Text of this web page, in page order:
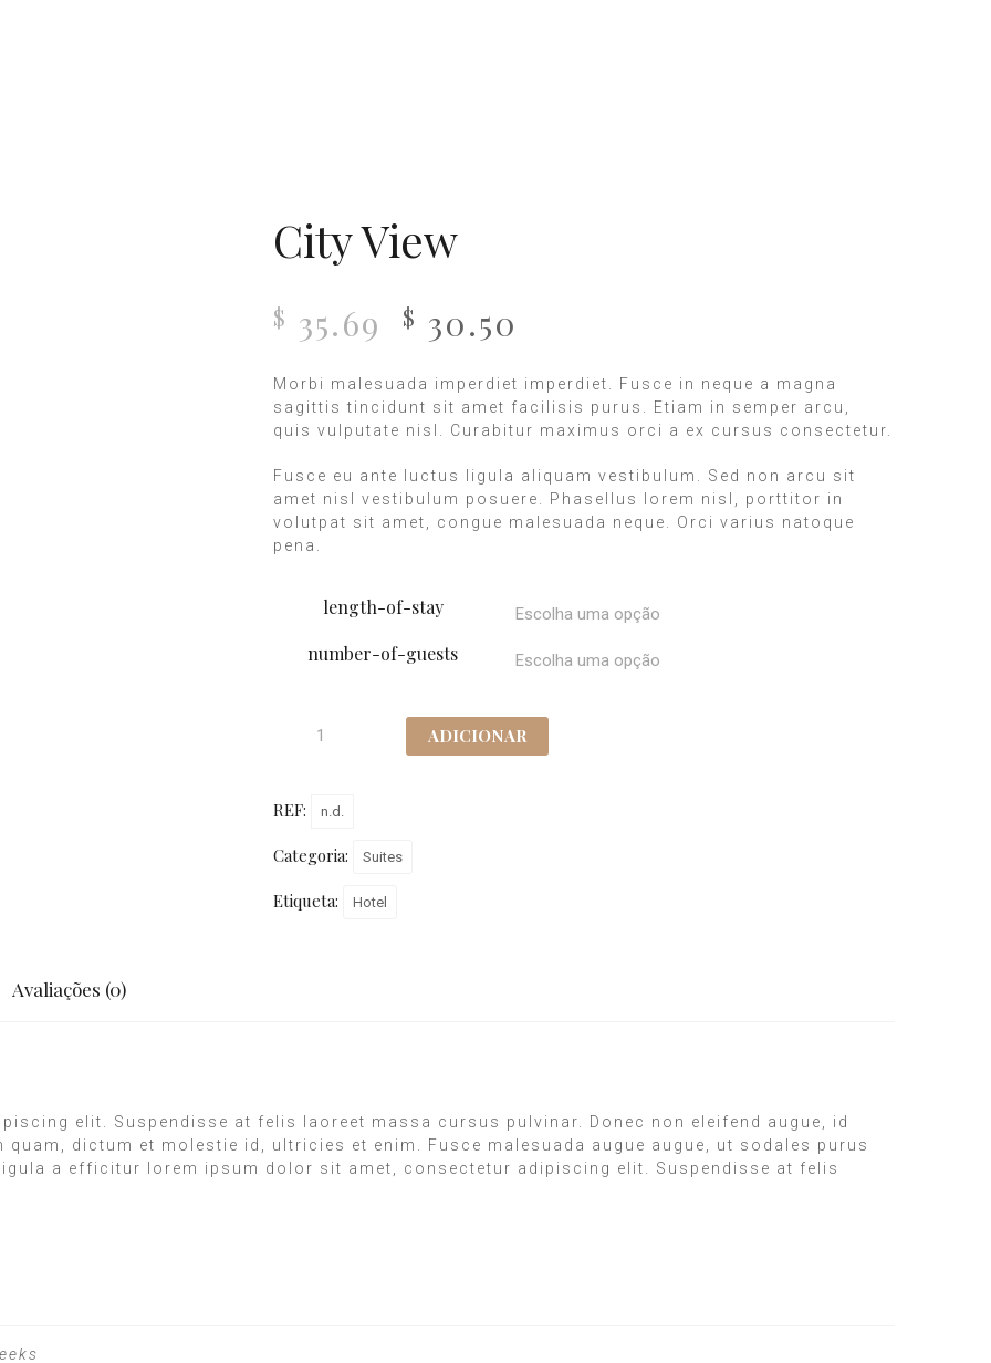
City View
$ 35.69 $ 30.50
Morbi malesuada imperdiet imperdiet. Fusce in neque a magna
sagittis tincidunt sit amet facilisis purus. Etiam in semper arcu,
quis vulputate nisl. Curabitur maximus orci a ex cursus consectetur.
Fusce eu ante luctus ligula aliquam vestibulum. Sed non arcu sit
amet nisl vestibulum posuere. Phasellus lorem nisl, porttitor in
volutpat sit amet, congue malesuada neque. Orci varius natoque
pena.
length-of-stay
number-of-guests
ADICIONAR
REF: n.d.
Categoria: Suites
Etiqueta: Hotel
Avaliações (0)
elit. Suspendisse at felis laoreet massa cursus pulvinar. Donec non eleifend augue, id
dictum et molestie id, ultricies et enim. Fusce malesuada augue augue, ut sodales purus
a efficitur lorem ipsum dolor sit amet, consectetur adipiscing elit. Suspendisse at felis